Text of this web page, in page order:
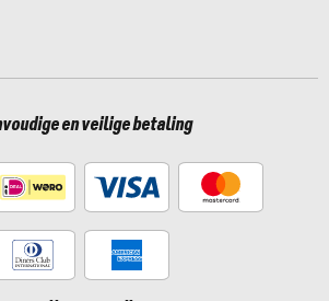
en veilige betaling